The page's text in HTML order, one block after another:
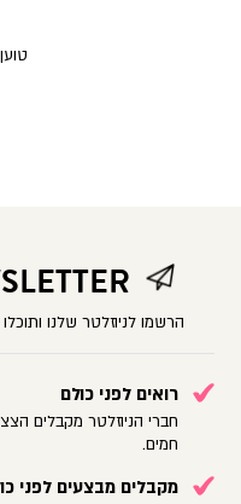
הרשמו לניוזלטר שלנו
רואים לפני כולם
חברי הניוזלטר מקבלים
חמים.
מקבלים מבצעים לפני